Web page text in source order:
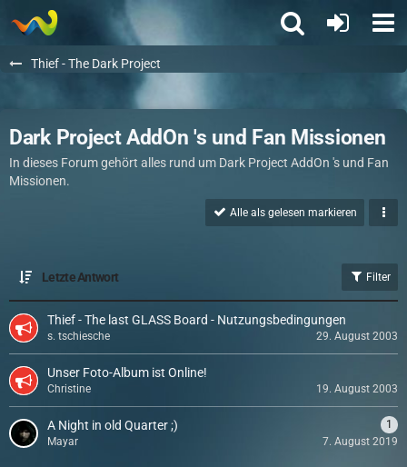
Thief - The Dark Project
Dark Project AddOn 's und Fan Missionen
In dieses Forum gehört alles rund um Dark Project AddOn 's und Fan
Missionen.
Alle als gelesen markieren
Letzte Antwort Filter
Thief - The last GLASS Board - Nutzungsbedingungen
s. tschiesche 29. August 2003
Unser Foto-Album ist Online!
Christine 19. August 2003
A Night in old Quarter ;)
1
Mayar
7. August 2019